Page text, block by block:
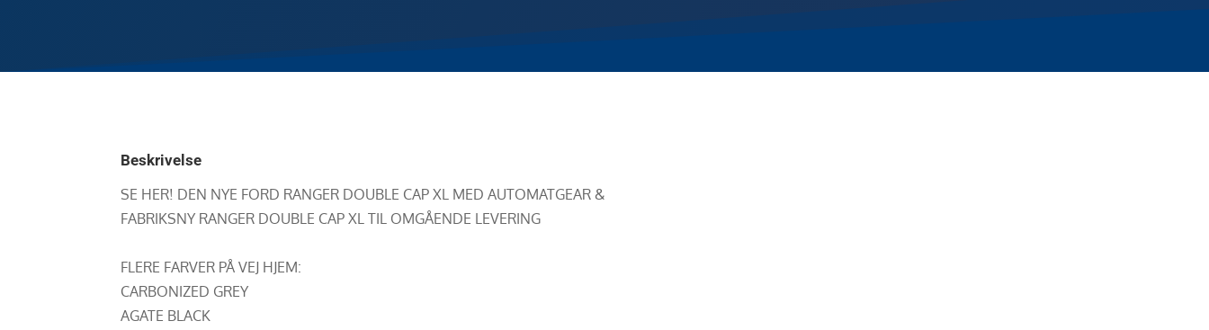
Beskrivelse
SE HER! DEN NYE FORD RANGER DOUBLE CAP XL MED AUTOMATGEAR &
FABRIKSNY RANGER DOUBLE CAP XL TIL OMGÅENDE LEVERING
FLERE FARVER PÅ VEJ HJEM:
CARBONIZED GREY
AGATE BLACK